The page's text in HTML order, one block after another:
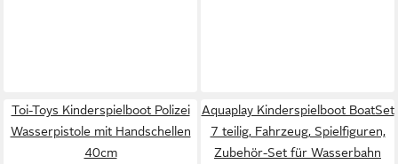
Toi-Toys Kinderspielboot Polizei
Wasserpistole mit Handschellen
40cm
Aquaplay Kinderspielboot BoatSet
7 teilig, Fahrzeug, Spielfiguren,
Zubehör-Set für Wasserbahn